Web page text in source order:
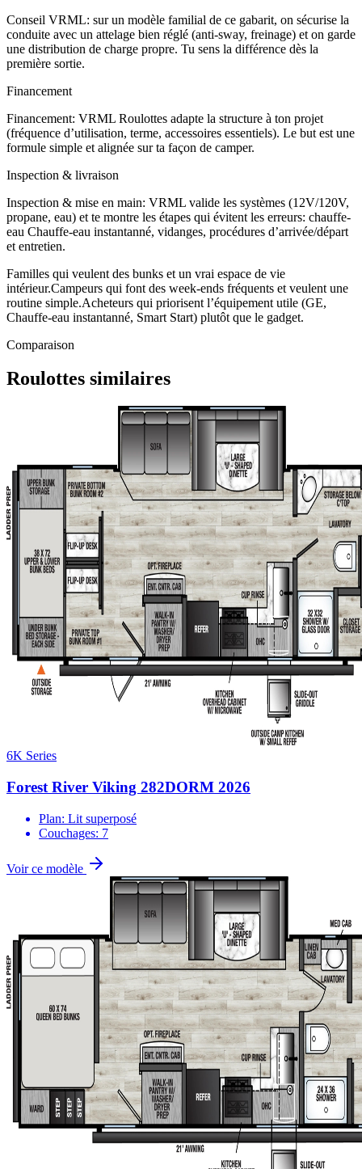
Conseil VRML: sur un modèle familial de ce gabarit, on sécurise la
conduite avec un attelage bien réglé (anti-sway, freinage) et on garde
une distribution de charge propre. Tu sens la différence dès la
première sortie.
Financement
Financement: VRML Roulottes adapte la structure à ton projet
(fréquence d’utilisation, terme, accessoires essentiels). Le but est une
formule simple et alignée sur ta façon de camper.
Inspection & livraison
Inspection & mise en main: VRML valide les systèmes (12V/120V,
propane, eau) et te montre les étapes qui évitent les erreurs: chauffe-
eau Chauffe-eau instantanné, vidanges, procédures d’arrivée/départ
et entretien.
Familles qui veulent des bunks et un vrai espace de vie
intérieur.Campeurs qui font des week-ends fréquents et veulent une
routine simple.Acheteurs qui priorisent l’équipement utile (GE,
Chauffe-eau instantanné, Smart Start) plutôt que le gadget.
Comparaison
Roulottes similaires
6K Series
Forest River Viking 282DORM 2026
Plan: Lit superposé
Couchages: 7
Voir ce modèle